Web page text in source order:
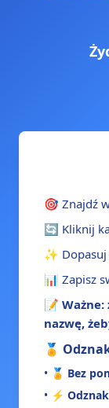
🎯 Znajdź
🔄 Kliknij
✨
📊 Zapisz
📝
nazwę,
🏅
• 🏅 Bez
• ⚡